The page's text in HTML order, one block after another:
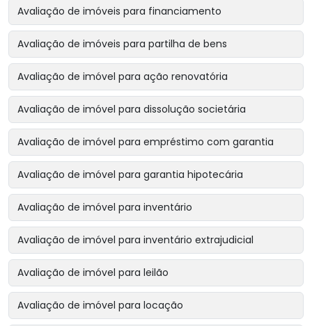
Avaliação de imóveis para financiamento
Avaliação de imóveis para partilha de bens
Avaliação de imóvel para ação renovatória
Avaliação de imóvel para dissolução societária
Avaliação de imóvel para empréstimo com garantia
Avaliação de imóvel para garantia hipotecária
Avaliação de imóvel para inventário
Avaliação de imóvel para inventário extrajudicial
Avaliação de imóvel para leilão
Avaliação de imóvel para locação